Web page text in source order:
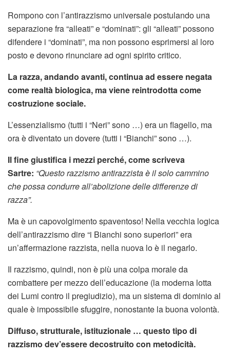
Rompono con l’antirazzismo universale postulando una
separazione fra “alleati” e “dominati”: gli “alleati” possono
difendere i “dominati”, ma non possono esprimersi al loro
posto e devono rinunciare ad ogni spirito critico.
La razza, andando avanti, continua ad essere negata
come realtà biologica, ma viene reintrodotta come
costruzione sociale.
L’essenzialismo (tutti i “Neri” sono …) era un flagello, ma
ora è diventato un dovere (tutti i “Bianchi” sono …).
Il fine giustifica i mezzi perché, come scriveva
Sartre: “Questo razzismo antirazzista è il solo cammino
che possa condurre all’abolizione delle differenze di
razza”.
Ma è un capovolgimento spaventoso! Nella vecchia logica
dell’antirazzismo dire “i Bianchi sono superiori” era
un’affermazione razzista, nella nuova lo è il negarlo.
Il razzismo, quindi, non è più una colpa morale da
combattere per mezzo dell’educazione (la moderna lotta
dei Lumi contro il pregiudizio), ma un sistema di dominio al
quale è impossibile sfuggire, nonostante la buona volontà.
Diffuso, strutturale, istituzionale … questo tipo di
razzismo dev’essere decostruito con metodicità.